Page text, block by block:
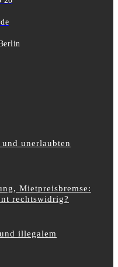
unerlaubten
Mietpreisbremse:
rechtswidrig?
illegalem